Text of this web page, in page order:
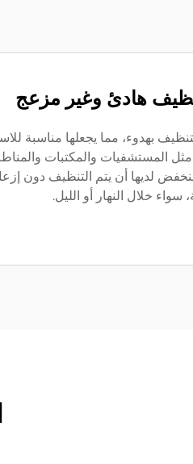
هادئ وغير مزعج
بهدوء، مما يجعلها مناسبة
المستشفيات والمكتبات
لديها أن يتم التنظيف دون
سواء خلال النهار أو الليل.